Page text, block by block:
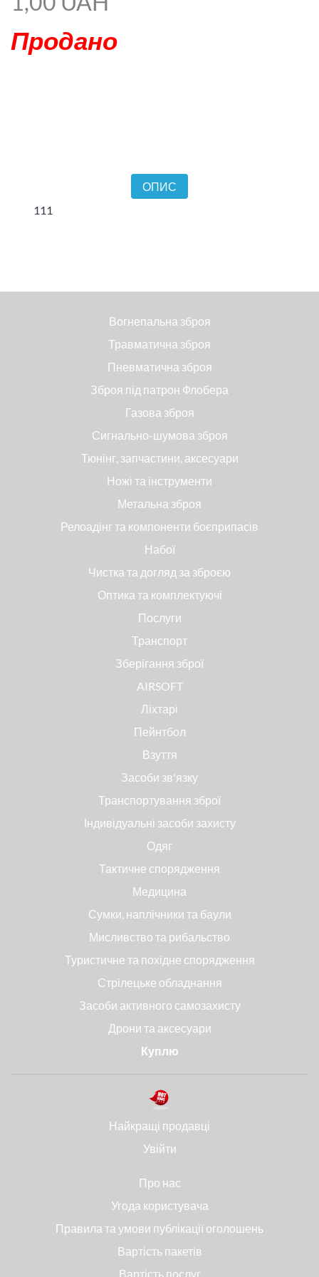
Продано
ОПИС
111
Вогнепальна зброя
Травматична зброя
Пневматична зброя
Зброя під патрон Флобера
Газова зброя
Сигнально-шумова зброя
Тюнінг, запчастини, аксесуари
Ножі та інструменти
Метальна зброя
Релоадінг та компоненти боєприпасів
Набої
Чистка та догляд за зброєю
Оптика та комплектуючі
Послуги
Транспорт
Зберігання зброї
AIRSOFT
Ліхтарі
Пейнтбол
Взуття
Засоби зв'язку
Транспортування зброї
Індивідуальні засоби захисту
Одяг
Тактичне спорядження
Медицина
Сумки, наплічники та баули
Мисливство та рибальство
Туристичне та похідне спорядження
Стрілецьке обладнання
Засоби активного самозахисту
Дрони та аксесуари
Куплю
Найкращі продавці
Увійти
Про нас
Угода користувача
Правила та умови публікації оголошень
Вартість пакетів
Вартість послуг